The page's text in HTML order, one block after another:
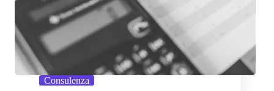
Consulenza